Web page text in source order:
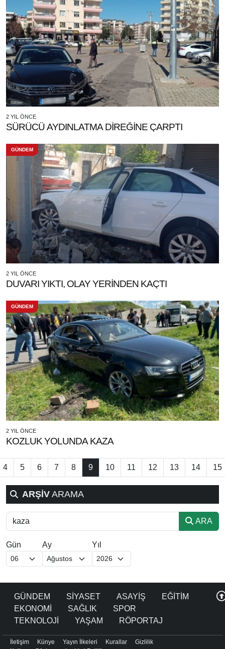
2 YIL ÖNCE
SÜRÜCÜ AYDINLATMA DİREĞİNE ÇARPTI
GÜNDEM
2 YIL ÖNCE
DUVARI YIKTI, OLAY YERİNDEN KAÇTI
GÜNDEM
2 YIL ÖNCE
KOZLUK YOLUNDA KAZA
4 5 6 7 8 9 10 11 12 13 14 15
ARŞİV ARAMA
ARA
Gün Ay Yıl
GÜNDEM SİYASET ASAYİŞ
EĞİTİM
EKONOMİ
SAĞLIK
SPOR
TEKNOLOJİ
YAŞAM RÖPORTAJ
İletişim Künye Yayın İlkeleri Kurallar
Gizlilik